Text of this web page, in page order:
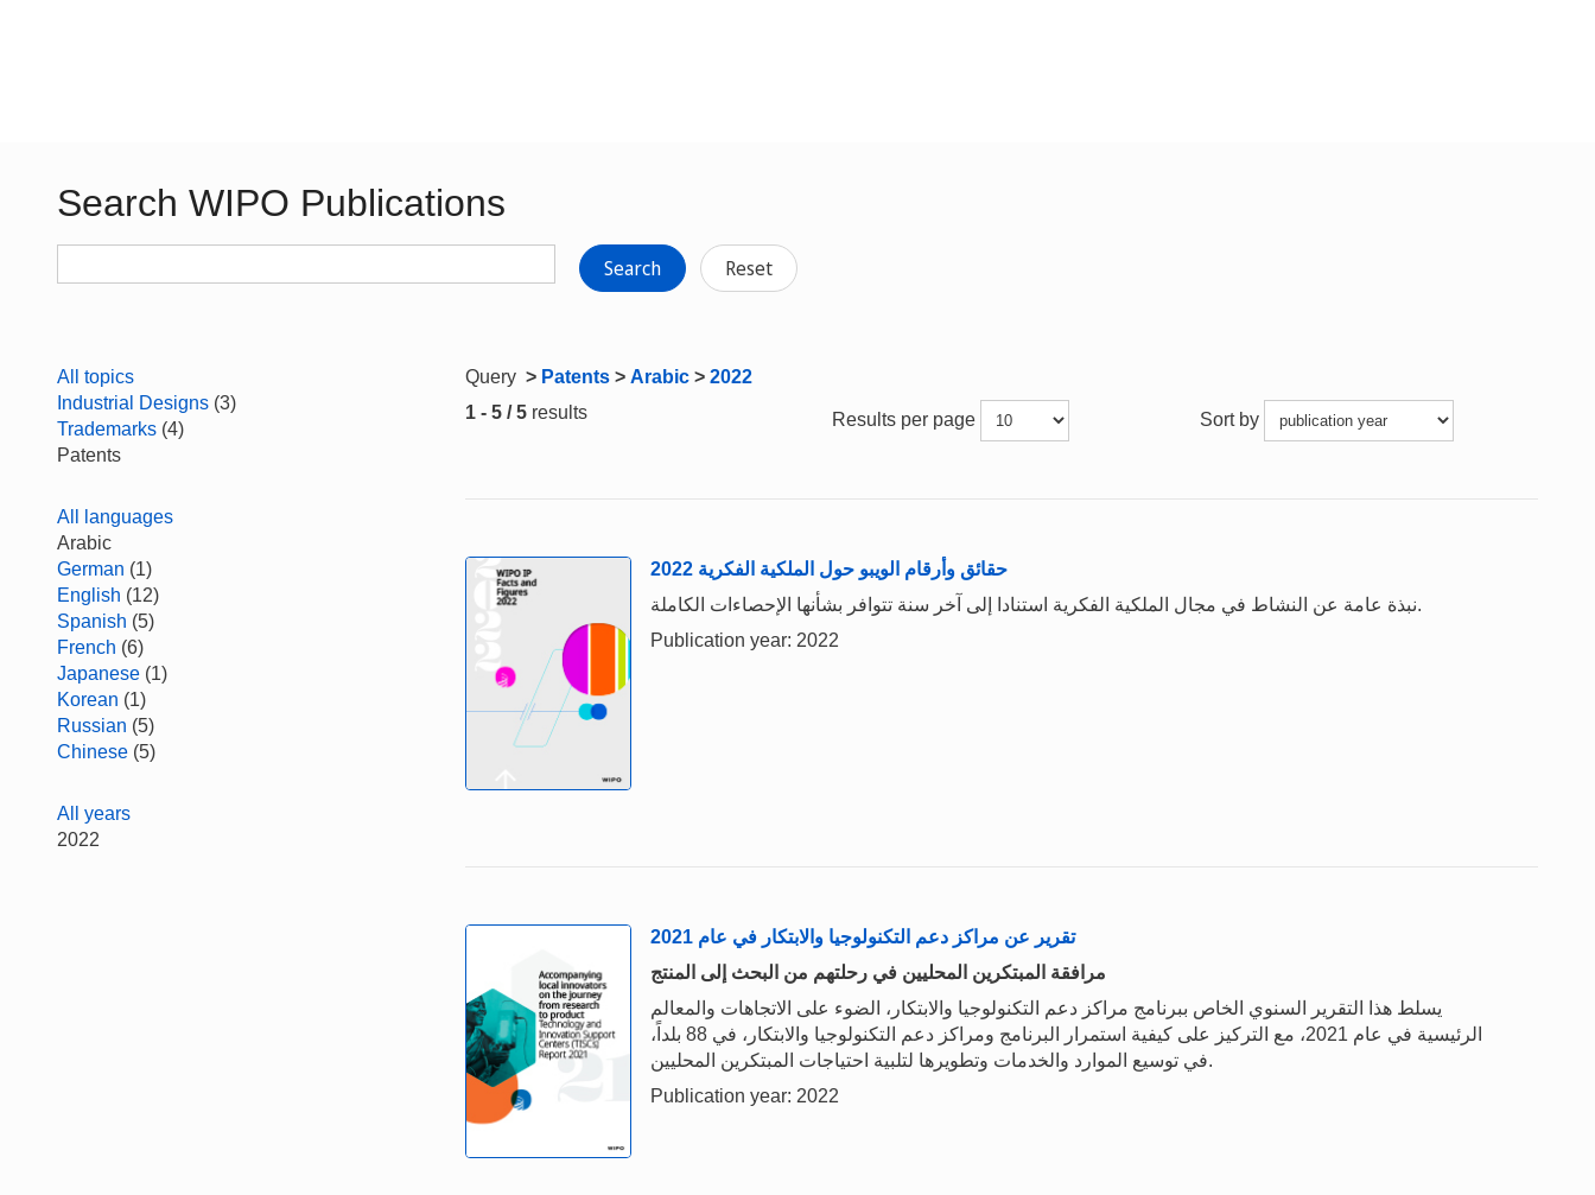
Search WIPO Publications
Search Reset
All topics
Industrial Designs (3)
Trademarks (4)
Patents
All languages
Arabic
German (1)
English (12)
Spanish (5)
French (6)
Japanese (1)
Korean (1)
Russian (5)
Chinese (5)
All years
2022
Query > Patents > Arabic > 2022
1 - 5 / 5 results Results per page Sort by
حقائق وأرقام الويبو حول الملكية الفكرية 2022
نبذة عامة عن النشاط في مجال الملكية الفكرية استنادا إلى آخر سنة تتوافر بشأنها الإحصاءات الكاملة.
Publication year: 2022
تقرير عن مراكز دعم التكنولوجيا والابتكار في عام 2021
مرافقة المبتكرين المحليين في رحلتهم من البحث إلى المنتج
يسلط هذا التقرير السنوي الخاص ببرنامج مراكز دعم التكنولوجيا والابتكار، الضوء على الاتجاهات والمعالم
الرئيسية في عام 2021، مع التركيز على كيفية استمرار البرنامج ومراكز دعم التكنولوجيا والابتكار، في 88 بلداً،
في توسيع الموارد والخدمات وتطويرها لتلبية احتياجات المبتكرين المحليين.
Publication year: 2022